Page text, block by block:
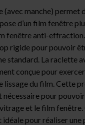
(avec manche) permet
d’un film fenêtre
fenêtre anti-
rigide pour pouvoir
standard. La raclette
conçue pour
lissage du film. Cette
nécessaire pour
et le film
pour réaliser une